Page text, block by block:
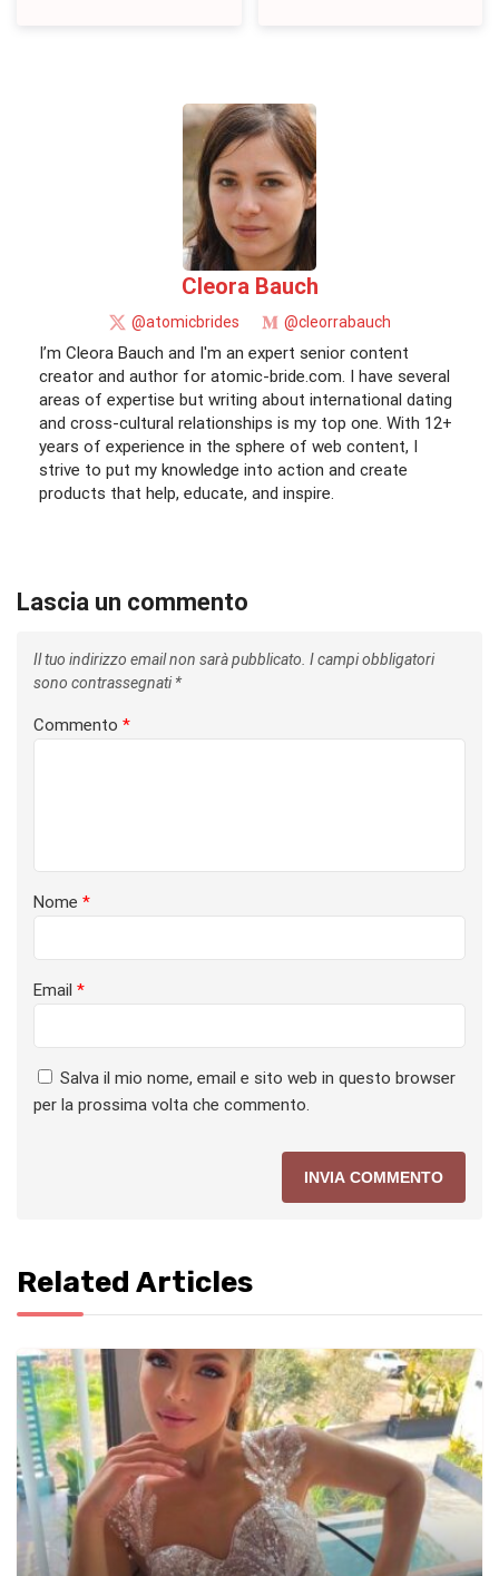
Cleora Bauch
@atomicbrides @cleorrabauch
I’m Cleora Bauch and I'm an expert senior content
creator and author for atomic-bride.com. I have several
areas of expertise but writing about international dating
and cross-cultural relationships is my top one. With 12+
years of experience in the sphere of web content, I
strive to put my knowledge into action and create
products that help, educate, and inspire.
Lascia un commento
Il tuo indirizzo email non sarà pubblicato. I campi obbligatori
sono contrassegnati*
Commento *
Nome *
Email *
Salva il mio nome, email e sito web in questo browser
per la prossima volta che commento.
Related Articles